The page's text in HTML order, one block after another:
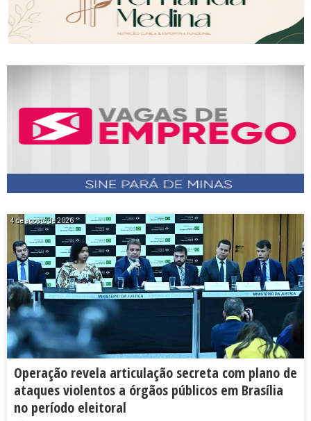
4 de agosto de 2026
Operação revela articulação secreta com plano de
ataques violentos a órgãos públicos em Brasília
no período eleitoral